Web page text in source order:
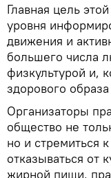
Главная цель
уровня
движения и
большего числа
физкультурой и,
здорового
Организаторы
общество не
но и стремиться
отказываться от
жирной пищи,